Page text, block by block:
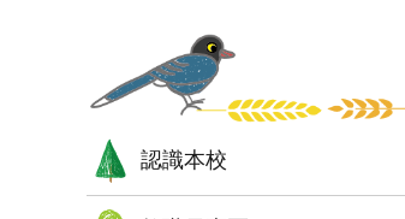
認識本校